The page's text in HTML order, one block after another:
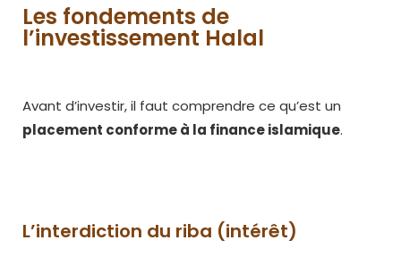
Les fondements de
l’investissement Halal
Avant d’investir, il faut comprendre ce qu’est un
placement conforme à la finance islamique.
L’interdiction du riba (intérêt)